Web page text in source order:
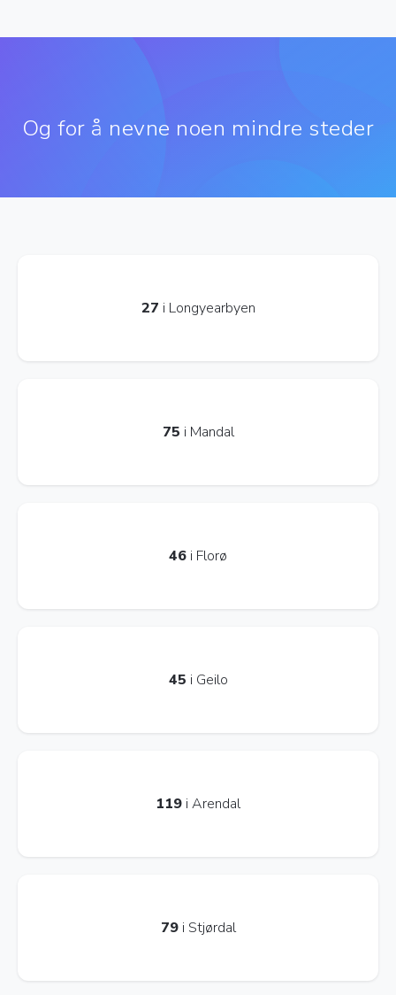
Og for å nevne noen mindre steder
27 i Longyearbyen
75 i Mandal
46 i Florø
45 i Geilo
119 i Arendal
79i Stjørdal